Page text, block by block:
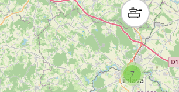
7